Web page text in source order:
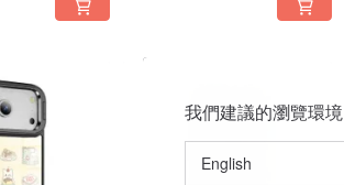
我們建議的瀏覽環境